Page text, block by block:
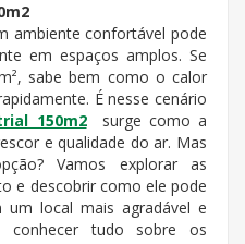
ambiente confortável pode
em espaços amplos. Se
sabe bem como o calor
É nesse cenário
150m2surge como a
e qualidade do ar. Mas
Vamos explorar as
e descobrir como ele pode
local mais agradável e
conhecer tudo sobre os